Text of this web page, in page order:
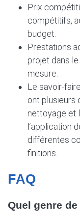
Prix
compétitifs,
budget.
Prestations
projet dans
mesure.
Le savoir-
ont plusieurs
nettoyage et
l’application
différentes
finitions.
FAQ
Quel genre